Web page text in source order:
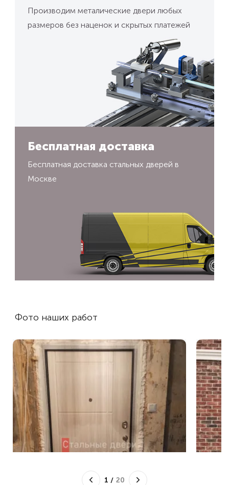
Производим металические двери любых
размеров без наценок и скрытых платежей
Бесплатная доставка
Бесплатная доставка стальных дверей в
Москве
Фото наших работ
1 / 20